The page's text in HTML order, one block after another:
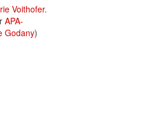
Voithofer.
APA-
Godany)